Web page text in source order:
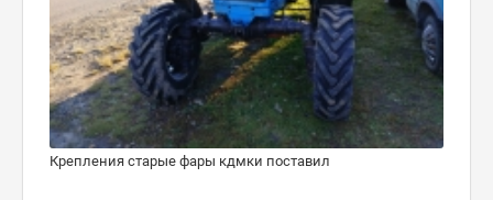
Крепления старые фары кдмки поставил